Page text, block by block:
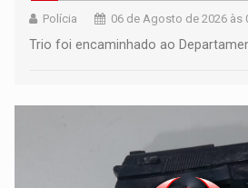
Polícia 06 de Agosto de 2026 às
Trio foi encaminhado ao